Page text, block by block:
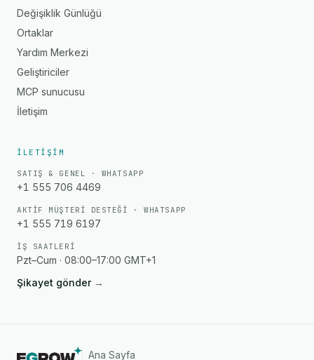
Değişiklik Günlüğü
Ortaklar
Yardım Merkezi
Geliştiriciler
MCP sunucusu
İletişim
İLETIŞIM
SATIŞ & GENEL · WHATSAPP
+1 555 706 4469
AKTIF MÜŞTERI DESTEĞI · WHATSAPP
+1 555 719 6197
İŞ SAATLERI
Pzt–Cum · 08:00–17:00 GMT+1
Şikayet gönder →
Ana Sayfa